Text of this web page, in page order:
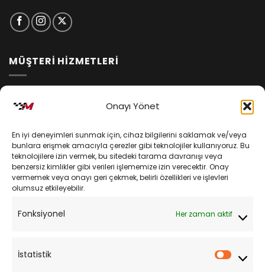
Onayı Yönet
En iyi deneyimleri sunmak için, cihaz bilgilerini saklamak ve/veya
bunlara erişmek amacıyla çerezler gibi teknolojiler kullanıyoruz. Bu
teknolojilere izin vermek, bu sitedeki tarama davranışı veya
benzersiz kimlikler gibi verileri işlememize izin verecektir. Onay
vermemek veya onayı geri çekmek, belirli özellikleri ve işlevleri
olumsuz etkileyebilir.
Fonksiyonel Her zaman aktif
İstatistik
MÜŞTERİ HİZMETLERİ
Kişisel Verilerin Korunması
Mesafeli Satış Sözleşmesi
Sipariş Takibi